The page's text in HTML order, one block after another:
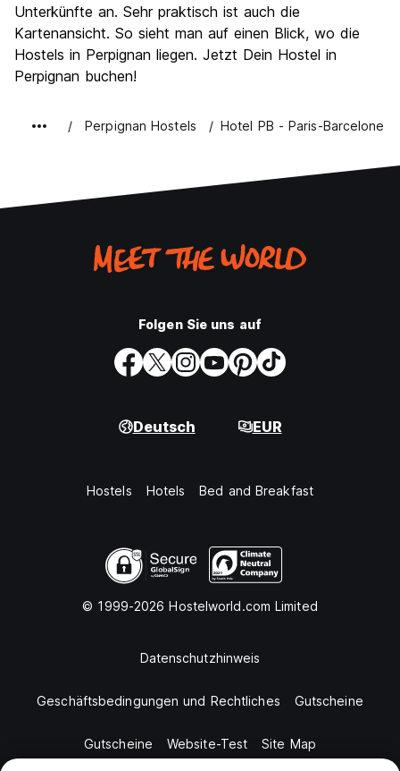
Preis-Leistungsverhältnis
Unterkünfte an. Sehr praktisch ist auch die
Kartenansicht. So sieht man auf einen Blick, wo die
Hostels in Perpignan liegen. Jetzt Dein Hostel in
Perpignan buchen!
Perpignan Hostels Hotel PB - Paris-Barcelone
Folgen Sie uns auf
Deutsch EUR
Hostels Hotels Bed and Breakfast
© 1999-2026 Hostelworld.com Limited
Datenschutzhinweis
Geschäftsbedingungen und Rechtliches Gutscheine
Gutscheine Website-Test Site Map